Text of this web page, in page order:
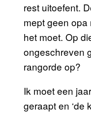
rest uitoefent.
mept geen opa
het moet. Op
ongeschreven
rangorde op?
Ik moet een
geraapt en ‘de